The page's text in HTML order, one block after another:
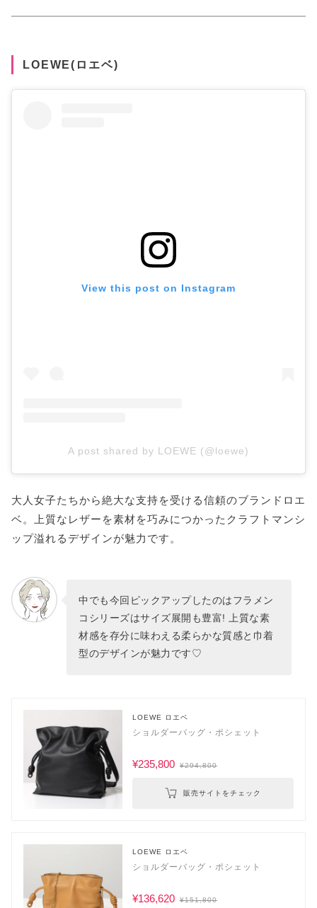
LOEWE(ロエベ)
View this post on Instagram
A post shared by LOEWE (@loewe)
大人女子たちから絶大な支持を受ける信頼のブランドロエ
ベ。上質なレザーを素材を巧みにつかったクラフトマンシ
ップ溢れるデザインが魅力です。
中でも今回ピックアップしたのはフラメン
コシリーズはサイズ展開も豊富! 上質な素
材感を存分に味わえる柔らかな質感と巾着
型のデザインが魅力です♡
LOEWE ロエベ
ショルダーバッグ・ポシェット
¥235,800 ¥294,800
販売サイトをチェック
LOEWE ロエベ
ショルダーバッグ・ポシェット
¥136,620 ¥151,800